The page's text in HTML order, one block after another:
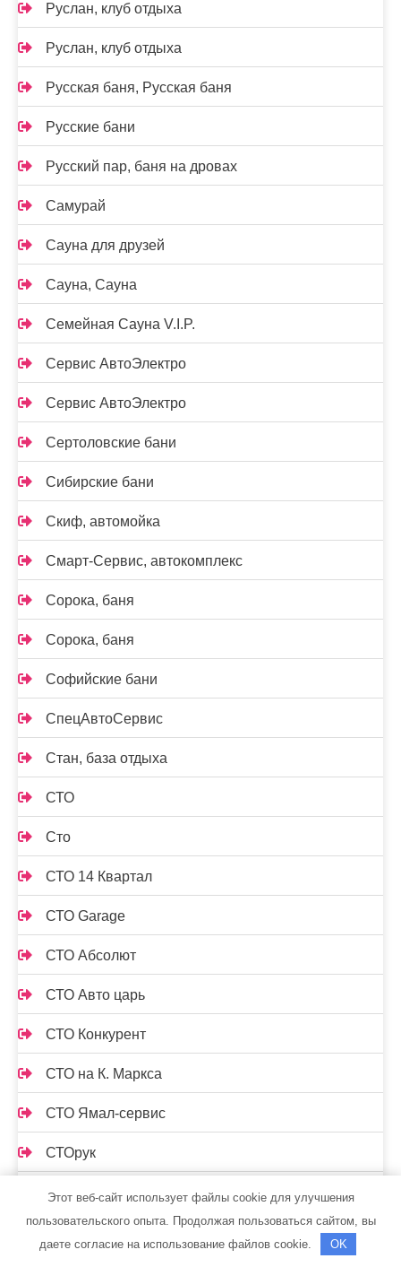
Руслан, клуб отдыха
Руслан, клуб отдыха
Русская баня, Русская баня
Русские бани
Русский пар, баня на дровах
Самурай
Сауна для друзей
Сауна, Сауна
Семейная Сауна V.I.P.
Сервис АвтоЭлектро
Сервис АвтоЭлектро
Сертоловские бани
Сибирские бани
Скиф, автомойка
Смарт-Сервис, автокомплекс
Сорока, баня
Сорока, баня
Софийские бани
СпецАвтоСервис
Стан, база отдыха
СТО
Сто
СТО 14 Квартал
СТО Garage
СТО Абсолют
СТО Авто царь
СТО Конкурент
СТО на К. Маркса
СТО Ямал-сервис
СТОрук
Страдивари, сауна
Стрельнинские бани
Этот веб-сайт использует файлы cookie для улучшения
пользовательского опыта. Продолжая пользоваться сайтом, вы
даете согласие на использование файлов cookie.
OK